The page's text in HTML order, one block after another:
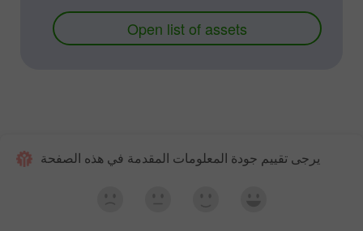
Open list of assets
يرجى تقييم جودة المعلومات المقدمة في هذه الصفحة